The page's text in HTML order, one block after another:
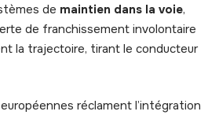
de maintien dans la voie,
de franchissement involontaire
la trajectoire, tirant le conducteur
réclament l’intégration